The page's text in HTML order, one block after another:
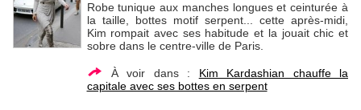
Robe tunique aux manches longues et ceinturée à
la taille, bottes motif serpent... cette après-midi,
Kim rompait avec ses habitude et la jouait chic et
sobre dans le centre-ville de Paris.
À voir dans : Kim Kardashian chauffe la
capitale avec ses bottes en serpent